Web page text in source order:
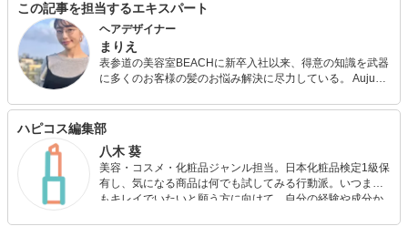
この記事を担当するエキスパート
ヘアデザイナー
まりえ
表参道の美容室BEACHに新卒入社以来、得意の知識を武器
に多くのお客様の髪のお悩み解決に尽力している。 Aujua
ークを中心にメーカー撮影のヘアメイクなども担当。
ハピコス編集部
八木 葵
美容・コスメ・化粧品ジャンル担当。日本化粧品検定1級保
有し、気になる商品は何でも試してみる行動派。いつまで
もキレイでいたいと願う方に向けて、自分の経験や成分か